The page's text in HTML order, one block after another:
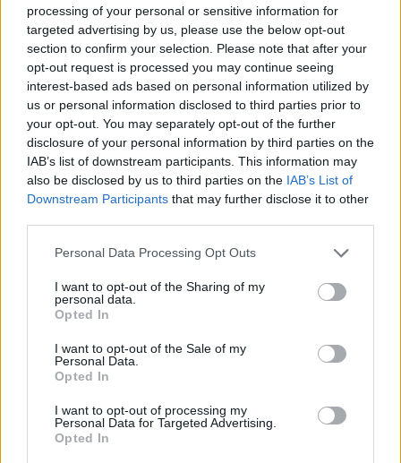
processing of your personal or sensitive information for
targeted advertising by us, please use the below opt-out
section to confirm your selection. Please note that after your
opt-out request is processed you may continue seeing
interest-based ads based on personal information utilized by
us or personal information disclosed to third parties prior to
your opt-out. You may separately opt-out of the further
disclosure of your personal information by third parties on the
IAB’s list of downstream participants. This information may
also be disclosed by us to third parties on the IAB’s List of
Downstream Participants that may further disclose it to other
Please note that this website/app uses one or more Google
not limited to your visit or usage behaviour. You may click to
grant or deny consent to Google and its third-party tags to
use your data for below specified purposes in below Google
consent section.
Personal Data Processing Opt Outs
I want to opt-out of the Sharing of my
personal data.
Opted In
I want to opt-out of the Sale of my
Personal Data.
Opted In
I want to opt-out of processing my
Personal Data for Targeted Advertising.
Opted In
sportigazgatója. -Olasz és albán állampolgársággal
is rendelkezik és már háromszoros albán
válogatottnak mondhatja magát.
Leigazolása előtt a teljesítményét nem csak a videó
elemzések alapján térképeztük fel, hanem sikerült
egyéb információkat is begyűjteni róla, hiszen a
Hajduk Splitben játékostársa volt Mirko Ivanovski és
Futács Márkó is.
A Finnországban mutatott játékával kapcsolatban
pedig Árki Gábor volt a segítségünkre, aki korábban
játszott ott, és a kapcsolatai révén utána tudtunk
információkat, amik a videók alapján
megfogalmazódtak bennünk is. Mindenképpen
A 187 centiméter magas Memolla korábban a
is szerepelt, legutóbb pedig a finn KPV játékosa volt.
Az itteni bajnokság befejezése után szabaddá vált,